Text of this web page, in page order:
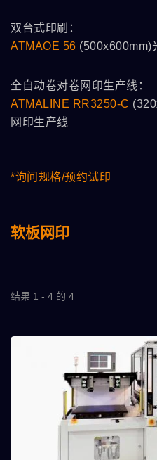
双台式印刷：
ATMAOE 56 (500x600mm)
全自动卷对卷网印生产线：
ATMALINE RR3250-C
网印生产线
*询问规格/预约试印
软板网印
结果 1 - 4 的 4